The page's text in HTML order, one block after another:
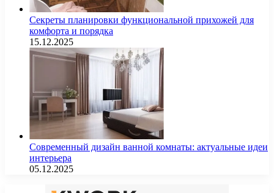
Секреты планировки функциональной прихожей для
комфорта и порядка
15.12.2025
Современный дизайн ванной комнаты: актуальные идеи
интерьера
05.12.2025